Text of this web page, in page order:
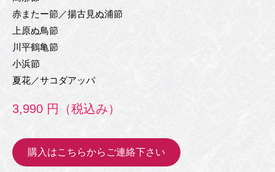
赤またー節／揚古見ぬ浦節
上原ぬ鳥節
川平鶴亀節
小浜節
夏花／サコダアッパ
3,990 円（税込み）
購入はこちらからご連絡下さい